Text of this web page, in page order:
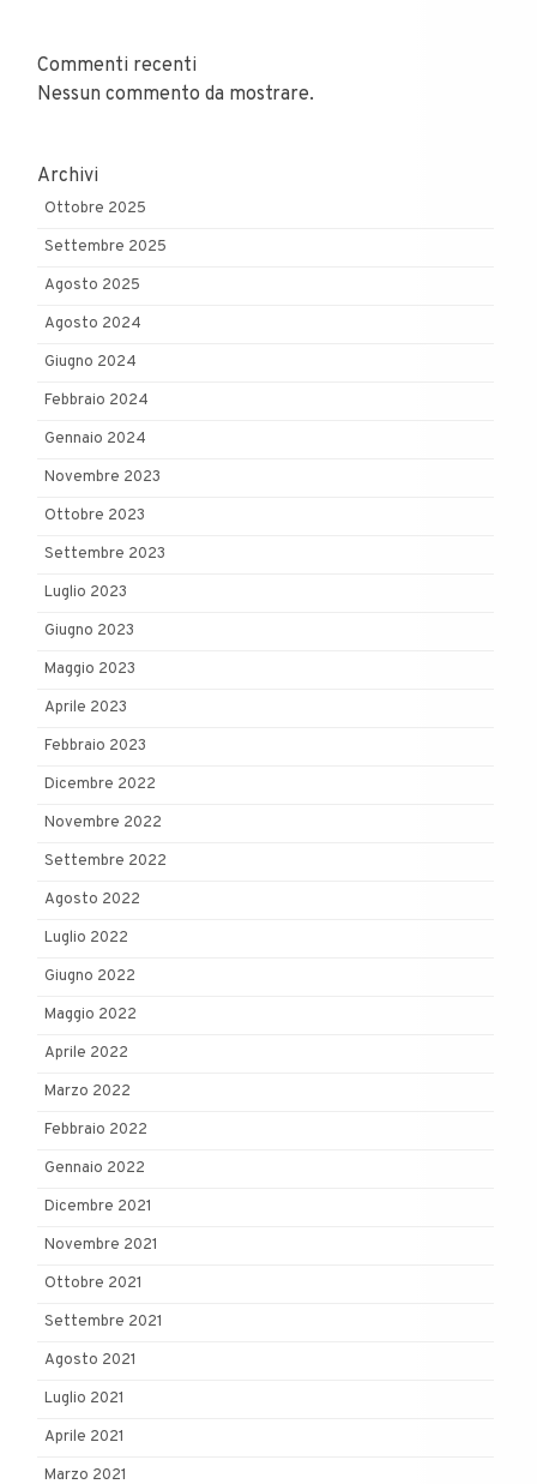
Commenti recenti
Nessun commento da mostrare.
Archivi
Ottobre 2025
Settembre 2025
Agosto 2025
Agosto 2024
Giugno 2024
Febbraio 2024
Gennaio 2024
Novembre 2023
Ottobre 2023
Settembre 2023
Luglio 2023
Giugno 2023
Maggio 2023
Aprile 2023
Febbraio 2023
Dicembre 2022
Novembre 2022
Settembre 2022
Agosto 2022
Luglio 2022
Giugno 2022
Maggio 2022
Aprile 2022
Marzo 2022
Febbraio 2022
Gennaio 2022
Dicembre 2021
Novembre 2021
Ottobre 2021
Settembre 2021
Agosto 2021
Luglio 2021
Aprile 2021
Marzo 2021